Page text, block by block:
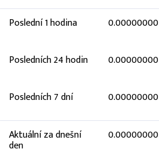
Poslední 1 hodina
Posledních 24 hodin
Posledních 7 dní
Aktuální za dnešní
den